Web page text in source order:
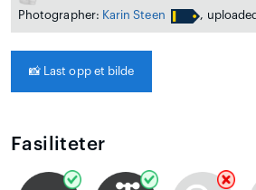
Photographer: Karin Steen ,
📸 Last opp et bilde
Fasiliteter